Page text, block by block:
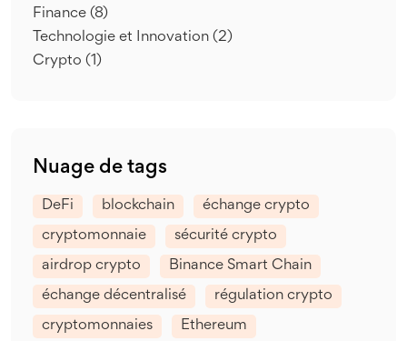
Finance (8)
Technologie et Innovation (2)
Crypto (1)
Nuage de tags
DeFi blockchain échange crypto
cryptomonnaie sécurité crypto
airdrop crypto Binance Smart Chain
échange décentralisé régulation crypto
cryptomonnaies Ethereum